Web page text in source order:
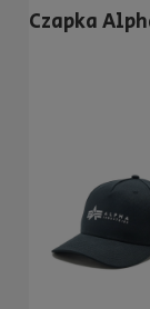
Czapka